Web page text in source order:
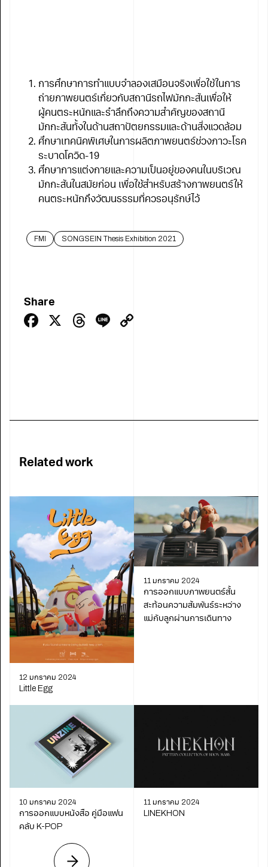
การศึกษาการทำแบบจำลองเสมือนจริงเพื่อใช้ในการ
ถ่ายภาพยนตร์เกี่ยวกับสถานีรถไฟมักกะสันเพื่อให้
ผู้คนตระหนักและรำลึกถึงความสำคัญของสถานี
มักกะสันทั้งในด้านสถาปัตยกรรมและด้านสิ่งแวดล้อม
ศึกษาเทคนิคพิเศษในการผลิตภาพยนตร์ช่วงภาวะโรค
ระบาดโควิด-19
ศึกษาการแต่งกายและความเป็นอยู่ของคนในบริเวณ
มักกะสันในสมัยก่อน เพื่อใช้สำหรับสร้างภาพยนตร์ให้
คนตระหนักภึงวัฒนธรรมที่ควรอนุรักษ์ไว้
FMI SONGSEIN Thesis Exhibition 2021
Share
Facebook
X Threads
Line
Related work
12 มกราคม 2024
Little Egg
11 มกราคม 2024
การออกแบบภาพยนตร์สั้น
สะท้อนความสัมพันธ์ระหว่าง
แม่กับลูกผ่านการเดินทาง
10 มกราคม 2024
การออกแบบหนังสือ คู่มือแฟน
คลับ K-POP
11 มกราคม 2024
LINEKHON